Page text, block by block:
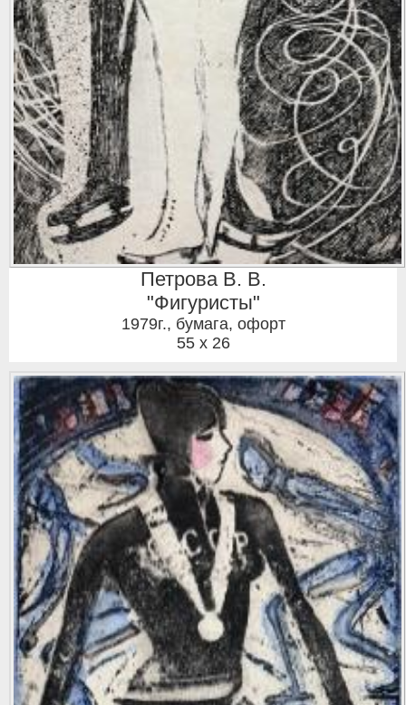
Петрова В. В.
"Фигуристы"
1979г., бумага, офорт
55 x 26